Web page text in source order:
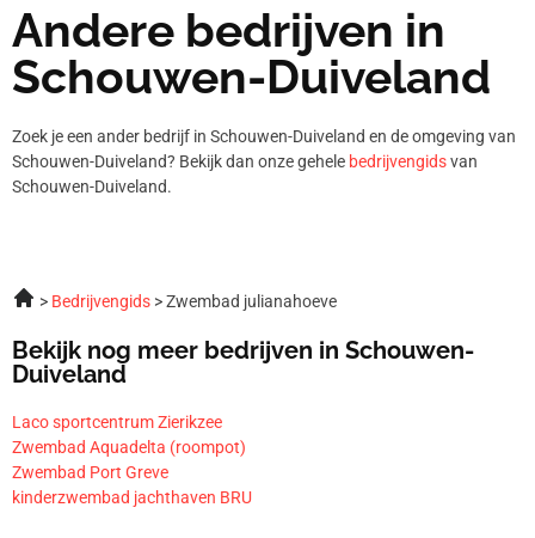
Andere bedrijven in
Schouwen-Duiveland
Zoek je een ander bedrijf in Schouwen-Duiveland en de omgeving van
Schouwen-Duiveland? Bekijk dan onze gehele bedrijvengidsvan
Schouwen-Duiveland.
Bedrijvengids Zwembad julianahoeve
Bekijk nog meer bedrijven in Schouwen-
Duiveland
Laco sportcentrum Zierikzee
Zwembad Aquadelta (roompot)
Zwembad Port Greve
kinderzwembad jachthaven BRU